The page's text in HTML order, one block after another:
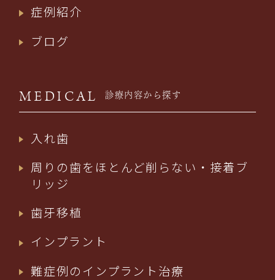
症例紹介
ブログ
MEDICAL 診療内容から探す
入れ歯
周りの歯をほとんど削らない・接着ブ
リッジ
歯牙移植
インプラント
難症例のインプラント治療